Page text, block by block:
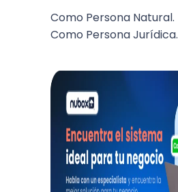
Como Persona Natural.
Como Persona Jurídica.